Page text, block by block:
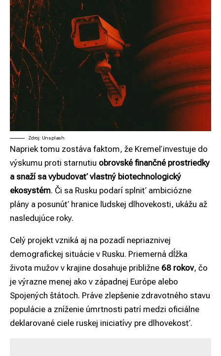
Zdroj: Unsplash
Napriek tomu zostáva faktom, že Kremeľ investuje do
výskumu proti starnutiu obrovské finančné prostriedky
a snaží sa vybudovať vlastný biotechnologický
ekosystém. Či sa Rusku podarí splniť ambiciózne
plány a posunúť hranice ľudskej dlhovekosti, ukážu až
nasledujúce roky.
Celý projekt vzniká aj na pozadí nepriaznivej
demografickej situácie v Rusku. Priemerná dĺžka
života mužov v krajine dosahuje približne 68 rokov, čo
je výrazne menej ako v západnej Európe alebo
Spojených štátoch. Práve zlepšenie zdravotného stavu
populácie a zníženie úmrtnosti patrí medzi oficiálne
deklarované ciele ruskej iniciatívy pre dlhovekosť.